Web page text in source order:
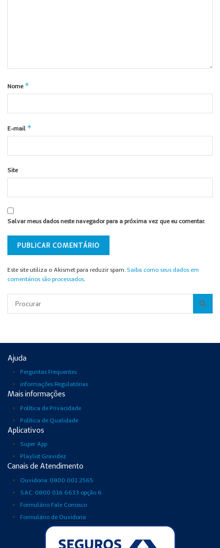
Nome *
E-mail *
Site
Salvar meus dados neste navegador para a próxima vez que eu comentar.
Este site utiliza o Akismet para reduzir spam. Saiba como seus dados em
comentários são processados
Ajuda
Perguntas Frequentes
informações Regulatórias
Mais informações
Política de Privacidade
Política de Qualidade
Aplicativos
Super App
Playlist Gravidez
Canais de Atendimento
Ouvidoria: 0800 001 2565
SAC: 0800 016 6633 opção 6
Formulário Fale Conosco
Formulário de Ouvidoria